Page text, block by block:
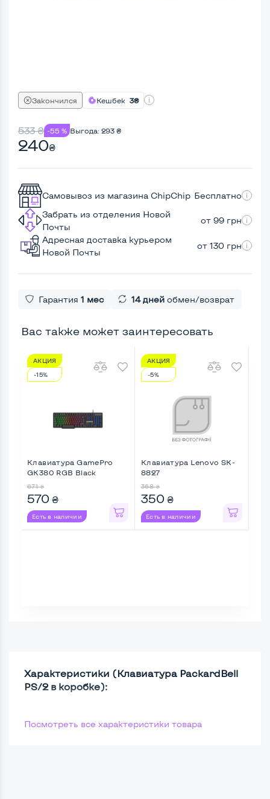
Закончился Кешбек 3₴
533₴ -55 % Выгода: 293 ₴
240₴
Самовывоз из магазина ChipChip Бесплатно
Забрать из отделения Новой
Почты
от 99 грн
Адресная доставка курьером
Новой Почты
от 130 грн
Гарантия 1 мес 14 дней обмен/возврат
Вас также может заинтересовать
АКЦИЯ
-15%
Клавиатура GamePro
GK380 RGB Black
671 ₴
570 ₴
Есть в наличии
АКЦИЯ
-5%
Клавиатура Lenovo SK-
8827
368 ₴
350 ₴
Есть в наличии
Характеристики (Клавиатура PackardBell
PS/2 в коробке):
Посмотреть все характеристики товара